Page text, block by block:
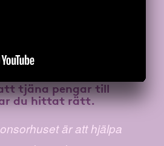
tjäna pengar till
du hittat rätt.
är att hjälpa